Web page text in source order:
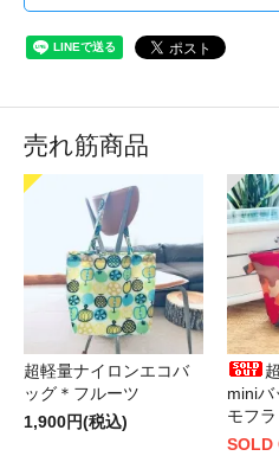
売れ筋商品
超軽量ナイロンエコバ
ッグ＊フルーツ
1,900円(税込)
miniバ
モフラ
SOLD